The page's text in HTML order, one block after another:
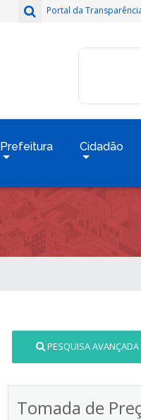
Portal da
Prefeitura Cidadão
PESQUISA AVANÇADA
Tomada de